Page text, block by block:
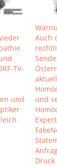
TV-
und
Auch
und
Druck